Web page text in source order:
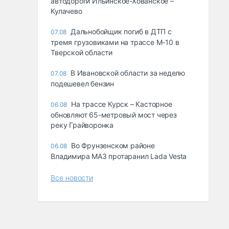
Кулачево
07.08 Дальнобойщик погиб в ДТП с
тремя грузовиками на трассе М-10 в
Тверской области
07.08 В Ивановской области за неделю
подешевел бензин
06.08 На трассе Курск – Касторное
обновляют 65-метровый мост через
реку Грайворонка
06.08 Во Фрунзенском районе
Владимира МАЗ протаранил Lada Vesta
Все новости